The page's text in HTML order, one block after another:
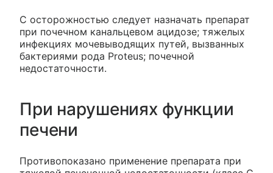
С осторожностью следует назначать препарат
при почечном канальцевом ацидозе; тяжелых
инфекциях мочевыводящих путей, вызванных
бактериями рода Proteus; почечной
недостаточности.
При нарушениях функции
печени
Противопоказано применение препарата при